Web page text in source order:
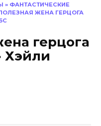
» ФАНТАСТИЧЕСКИЕ
ЖЕНА ГЕРЦОГА
герцога
Хэйли